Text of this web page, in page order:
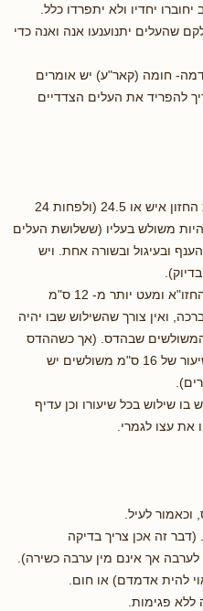
יחדיו ולא יתפרדו כלל.
שהעלים יתנוענעו אנה ואנה כדי
חומה (קאר"ע) יש אומרים
להפריד את העלים הצדדיים
הדס: שיעור גובהו הוא 99 ס"מ לדעת החזון איש או 24.5 (ולפחות 24
משולש בעליו (ששלושת העלים
ובעיגול ובשורה אחת. ויש
-כאשר רוב ההדס משולש (16 ס"מ להחזו"א ומעט יותר מ- 12 ס"מ
ואין צורך שהשילוש שבו יהיה
המשולשים שבהדס. (אך כשההדס
ארוך ורובו אינו משולש גם כשיש בו שיעור של 16 ס"מ משולשים יש
שילוש בכל שיעורו וכן עדיף
את עצו לגמרי.
לעיל.
זה אכן צריך בדיקה
אך אינם מין ערבה כשירה).
להית אדמדם) או חום.
פגימות.